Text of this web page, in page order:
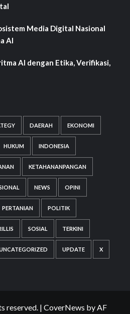
Media Digital Nasional
AI
AI dengan Etika, Verifikasi,
DAERAH EKONOMI
HUKUM INDONESIA
KETAHANANPANGAN
NEWS OPINI
PERTANIAN POLITIK
SOSIAL TERKINI
UPDATE X
reserved. | CoverNews by AF